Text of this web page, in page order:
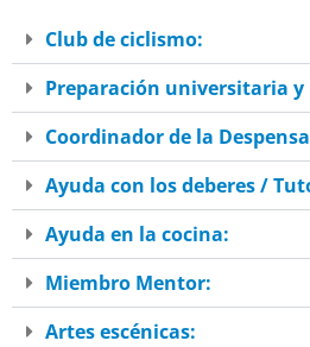
Club de ciclismo:
Preparación universitaria
Coordinador de la
Ayuda con los deberes /
Ayuda en la cocina:
Miembro Mentor:
Artes escénicas: